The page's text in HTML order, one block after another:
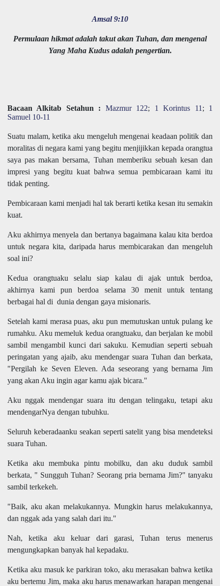
Amsal 9:10
Permulaan hikmat adalah takut akan Tuhan, dan mengenal
Yang Maha Kudus adalah pengertian.
Bacaan Alkitab Setahun : Mazmur 122; 1 Korintus 11 ; 1
Samuel 10-11
Suatu malam, ketika aku mengeluh mengenai keadaan politik dan
moralitas di negara kami yang begitu menjijikkan kepada orangtua
saya pas makan bersama, Tuhan memberiku sebuah kesan dan
impresi yang begitu kuat bahwa semua pembicaraan kami itu
tidak penting.
Pembicaraan kami menjadi hal tak berarti ketika kesan itu semakin
kuat.
Aku akhirnya menyela dan bertanya bagaimana kalau kita berdoa
untuk negara kita, daripada harus membicarakan dan mengeluh
soal ini?
Kedua orangtuaku selalu siap kalau di ajak untuk berdoa,
akhirnya kami pun berdoa selama 30 menit untuk tentang
berbagai hal di dunia dengan gaya misionaris.
Setelah kami merasa puas, aku pun memutuskan untuk pulang ke
rumahku. Aku memeluk kedua orangtuaku, dan berjalan ke mobil
sambil mengambil kunci dari sakuku. Kemudian seperti sebuah
peringatan yang ajaib, aku mendengar suara Tuhan dan berkata,
"Pergilah ke Seven Eleven. Ada seseorang yang bernama Jim
yang akan Aku ingin agar kamu ajak bicara."
Aku nggak mendengar suara itu dengan telingaku, tetapi aku
mendengarNya dengan tubuhku.
Seluruh keberadaanku seakan seperti satelit yang bisa mendeteksi
suara Tuhan.
Ketika aku membuka pintu mobilku, dan aku duduk sambil
berkata, " Sungguh Tuhan? Seorang pria bernama Jim?" tanyaku
sambil terkekeh.
"Baik, aku akan melakukannya. Mungkin harus melakukannya,
dan nggak ada yang salah dari itu."
Nah, ketika aku keluar dari garasi, Tuhan terus menerus
mengungkapkan banyak hal kepadaku.
Ketika aku masuk ke parkiran toko, aku merasakan bahwa ketika
aku bertemu Jim, maka aku harus menawarkan harapan mengenai